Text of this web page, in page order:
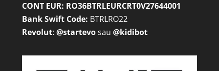
CONT EUR: RO36BTRLEURCRT0V27644001
Bank Swift Code: BTRLRO22
Revolut: @startevosau @kidibot